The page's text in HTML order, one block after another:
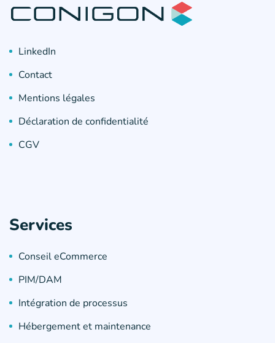
LinkedIn
Contact
Mentions légales
Déclaration de confidentialité
CGV
Services
Conseil eCommerce
PIM/DAM
Intégration de processus
Hébergement et maintenance